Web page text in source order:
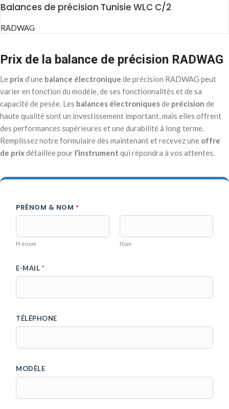
Balances de précision Tunisie WLC C/2
RADWAG
Prix de la balance de précision RADWAG
Le prixd’une balance électronique de précision RADWAG peut
varier en fonction du modèle, de ses fonctionnalités et de sa
capacité de pesée. Les balances électroniquesde précision de
haute qualité sont un investissement important, mais elles offrent
des performances supérieures et une durabilité à long terme.
Remplissez notre formulaire dès maintenant et recevez une offre
de prixdétaillée pour l’instrument qui répondra à vos attentes.
*
P
É
N
M
PRÉNOM & NOM *
Prénom Nom
E-MAIL *
TÉLÉPHONE
MODÈLE